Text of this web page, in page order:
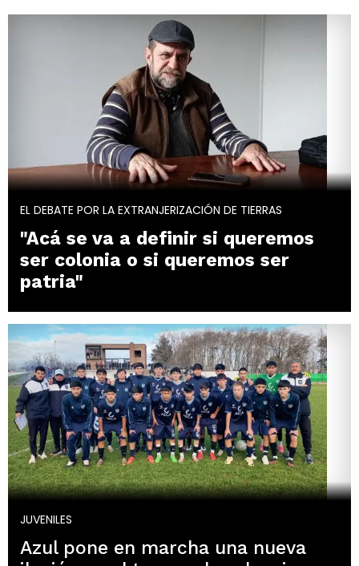
EL DEBATE POR LA EXTRANJERIZACIÓN DE TIERRAS
"Acá se va a definir si queremos
ser colonia o si queremos ser
patria"
JUVENILES
Azul pone en marcha una nueva